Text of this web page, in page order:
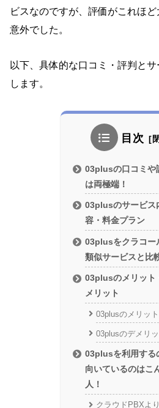
ビスなのですが、評価がこれほ
意外でした。
以下、具体的な口コミ・評判と
します。
目次
03plusの口コミや
は両極端！
03plusのサービス
容・料金プラン
03plusをクラコー
類似サービスと比
03plusのメリット
メリット
03plusのメリット
03plusのデメリッ
03plusを利用する
向いているのはこ
人！
クラウドPBXよ